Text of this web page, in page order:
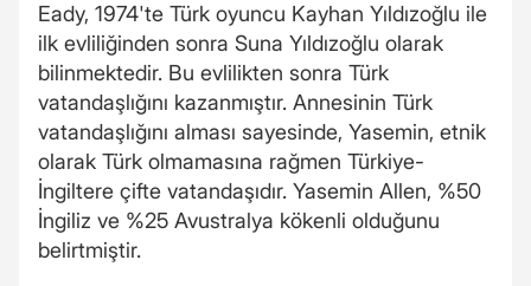
Eady, 1974'te Türk oyuncu Kayhan Yıldızoğlu ile
ilk evliliğinden sonra Suna Yıldızoğlu olarak
bilinmektedir. Bu evlilikten sonra Türk
vatandaşlığını kazanmıştır. Annesinin Türk
vatandaşlığını alması sayesinde, Yasemin, etnik
olarak Türk olmamasına rağmen Türkiye-
İngiltere çifte vatandaşıdır. Yasemin Allen, %50
İngiliz ve %25 Avustralya kökenli olduğunu
belirtmiştir.